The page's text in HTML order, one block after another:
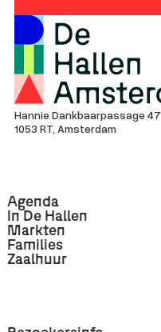
Hannie Dankbaarpassage 47
1053 RT, Amsterdam
Agenda
In De Hallen
Markten
Families
Zaalhuur